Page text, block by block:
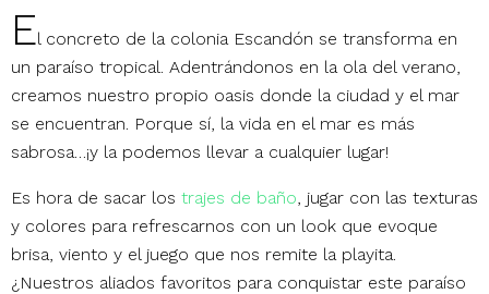
El concreto de la colonia Escandón se transforma en
un paraíso tropical. Adentrándonos en la ola del verano,
creamos nuestro propio oasis donde la ciudad y el mar
se encuentran. Porque sí, la vida en el mar es más
sabrosa…¡y la podemos llevar a cualquier lugar!
Es hora de sacar los trajes de baño , jugar con las texturas
y colores para refrescarnos con un look que evoque
brisa, viento y el juego que nos remite la playita.
¿Nuestros aliados favoritos para conquistar este paraíso